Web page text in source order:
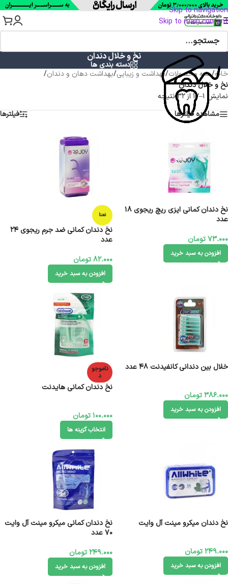
Skip to navigation
Skip to main content
نخ و خلال دندان
دسته بندی ها
خانه/همه محصولات/بهداشت و زیبایی/بهداشت دهان و دندان/
نخ و خلال دندان
نمایش 1–12 از 32 نتیجه
مشاهده فیلترها
فیلترها
نخ دندان کمانی ایزی ریچ ریجوی 18
عدد
73.000تومان
افزودن به سبد خرید
نعنا
نخ دندان کمانی ضد جرم ریجوی 24
عدد
82.000تومان
افزودن به سبد خرید
خلال بین دندانی کانفیدنت 48 عدد
386.000تومان
افزودن به سبد خرید
ناموجو
د
نخ دندان کمانی هایدنت
100.000تومان
انتخاب گزینه ها
نخ دندان میکرو مینت آل وایت
249.000تومان
افزودن به سبد خرید
نخ دندان کمانی میکرو مینت آل وایت
70 عدد
249.000تومان
افزودن به سبد خرید